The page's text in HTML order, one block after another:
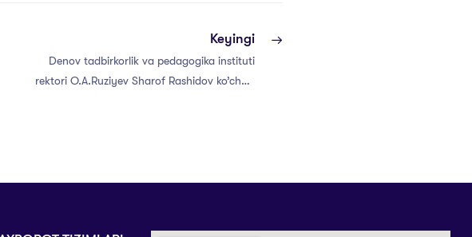
Keyingi
Denov tadbirkorlik va pedagogika instituti
rektori O.A.Ruziyev Sharof Rashidov ko’chasi